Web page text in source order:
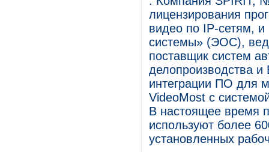
лицензирования
видео по IP-сетям,
системы» (ЭОС),
поставщик систем
делопроизводства
интеграции ПО для
VideoMost с
В настоящее время
используют более
установленных